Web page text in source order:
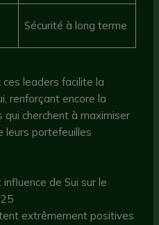
Sécurité à long terme
leaders facilite la
renforçant encore la
cherchent à maximiser
leurs portefeuilles
de Sui sur le
extrêmement positives